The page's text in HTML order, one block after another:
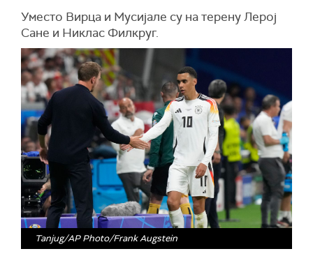
Уместо Вирца и Мусијале су на терену Лерој
Сане и Никлас Филкруг.
Tanjug/AP Photo/Frank Augstein